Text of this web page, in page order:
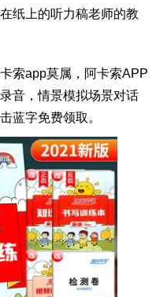
纸上的听力稿老师的教
索app莫属，阿卡索APP
音，情景模拟场景对话
蓝字免费领取。